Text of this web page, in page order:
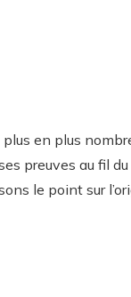
en plus
preuves au fil du
le point sur